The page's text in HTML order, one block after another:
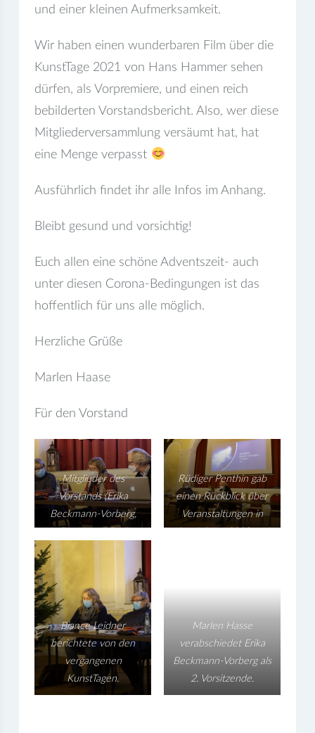
und einer kleinen Aufmerksamkeit.
Wir haben einen wunderbaren Film über die
KunstTage 2021 von Hans Hammer sehen
dürfen, als Vorpremiere, und einen reich
bebilderten Vorstandsbericht. Also, wer diese
Mitgliederversammlung versäumt hat, hat
eine Menge verpasst
Ausführlich findet ihr alle Infos im Anhang.
Bleibt gesund und vorsichtig!
Euch allen eine schöne Adventszeit- auch
unter diesen Corona-Bedingungen ist das
hoffentlich für uns alle möglich.
Herzliche Grüße
Marlen Haase
Für den Vorstand
Mitglieder des
Vorstands (Erika
Beckmann-Vorberg,
Marlen Haase, Rüdiger
Penthin) führten durch
Rüdiger Penthin gab
einen Rückblick über
Veranstaltungen in
den Jahren 2020 und
Biance Leidner
berichtete von den
vergangenen
KunstTagen.
Marlen Hasse
verabschiedet Erika
Beckmann-Vorberg als
2. Vorsitzende.